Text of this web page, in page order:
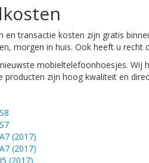
en transactie kosten zijn gratis
morgen in huis. Ook heeft u recht
mobieltelefoonhoesjes.
producten zijn hoog kwaliteit en
(2017)
(2017)
(2017)